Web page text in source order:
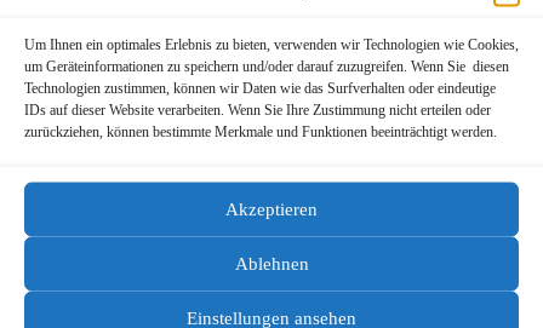
Um Ihnen ein optimales Erlebnis zu bieten, verwenden wir Technologien wie Cookies,
um Geräteinformationen zu speichern und/oder darauf zuzugreifen. Wenn Sie diesen
Technologien zustimmen, können wir Daten wie das Surfverhalten oder eindeutige
IDs auf dieser Website verarbeiten. Wenn Sie Ihre Zustimmung nicht erteilen oder
zurückziehen, können bestimmte Merkmale und Funktionen beeinträchtigt werden.
Akzeptieren
Ablehnen
Einstellungen ansehen
Seiner frühzeitigen universitären Einbindung in
Forschungsprojekten verdankt er ein
umfangreiches medizinisches Basiswissen. In